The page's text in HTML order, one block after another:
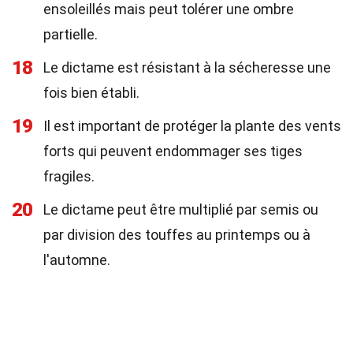
ensoleillés mais peut tolérer une ombre
partielle.
18
Le dictame est résistant à la sécheresse une
fois bien établi.
19
Il est important de protéger la plante des vents
forts qui peuvent endommager ses tiges
fragiles.
20
Le dictame peut être multiplié par semis ou
par division des touffes au printemps ou à
l'automne.